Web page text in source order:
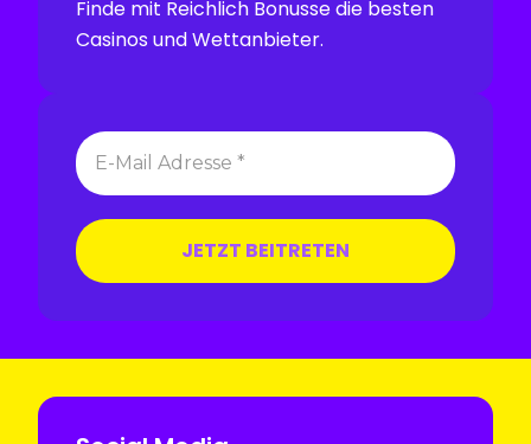
Finde mit Reichlich Bonusse die besten
Casinos und Wettanbieter.